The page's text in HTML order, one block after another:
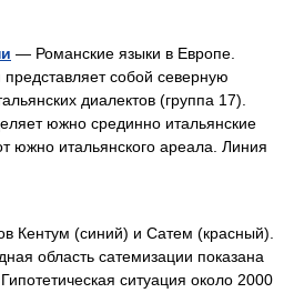
— Романские языки в Европе.
собой северную
диалектов (группа 17).
южно срединно итальянские
южно итальянского ареала. Линия
Кентум (синий) и Сатем (красный).
область сатемизации показана
ситуация около 2000